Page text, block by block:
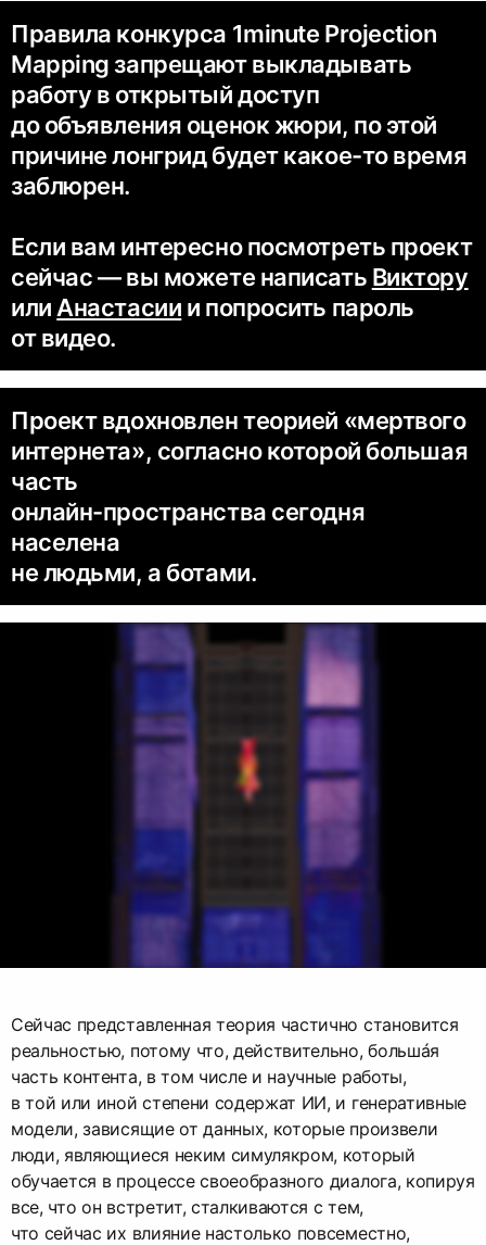
Правила конкурса 1minute Projection
Mapping запрещают выкладывать
работу в открытый доступ
до объявления оценок жюри, по этой
причине лонгрид будет какое-то время
заблюрен.
Если вам интересно посмотреть проект
сейчас — вы можете написать Виктору
или Анастасии и попросить пароль
от видео.
Проект вдохновлен теорией «мертвого
интернета», согласно которой большая
часть
онлайн-пространства сегодня
населена
не людьми, а ботами.
Сейчас представленная теория частично становится
реальностью, потому что, действительно, большáя
часть контента, в том числе и научные работы,
в той или иной степени содержат ИИ, и генеративные
модели, зависящие от данных, которые произвели
люди, являющиеся неким симулякром, который
обучается в процессе своеобразного диалога, копируя
все, что он встретит, сталкиваются с тем,
что сейчас их влияние настолько повсеместно,